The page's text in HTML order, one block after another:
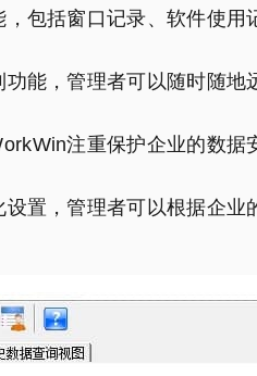
包括窗口记录、软件使
能，管理者可以随时随
注重保护企业的数
置，管理者可以根据企